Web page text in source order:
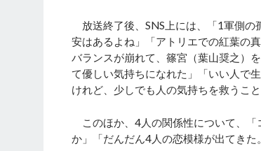
放送終了後、SNS上には、「1軍側の
安はあるよね」「アトリエでの紅葉の
バランスが崩れて、篠宮（葉山奨之）
て優しい気持ちになれた」「いい人で
けれど、少しでも人の気持ちを救うこ
このほか、4人の関係性について、「
か」「だんだん4人の恋模様が出てきた